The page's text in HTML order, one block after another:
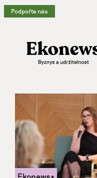
Přeskočit
na
Podpořte nás